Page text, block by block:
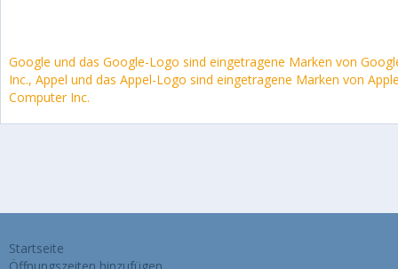
Google und das Google-Logo sind eingetragene Marken von
Inc., Appel und das Appel-Logo sind eingetragene Marken von
Computer Inc.
Startseite
Öffnungszeiten hinzufügen